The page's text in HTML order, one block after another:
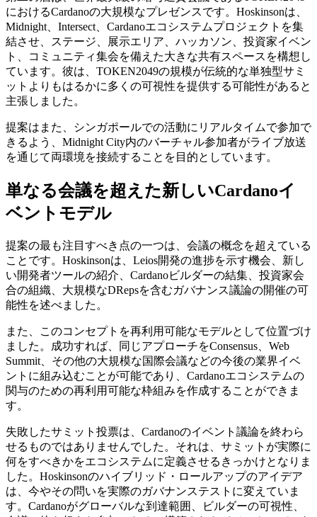
におけるCardanoの大規模なプレゼンスです。Hoskinsonは、
Midnight、Intersect、Cardanoエコシステムプロジェクトを集
結させ、ステージ、展示エリア、ハッカソン、投資家イベン
ト、コミュニティ集会を備えた大きな共有スペースを構想し
ています。彼は、TOKEN2049の規模が伝統的な単独型サミ
ットよりもはるかに多くの可視性を提供する可能性があると
主張しました。
提案はまた、シンガポールでの活動にリアルタイムで参加で
きるよう、Midnight City内のバーチャル参加者がライブ放送
を通じて両環境を接続することを目的としています。
単なる会議を超えた新しいCardanoイ
ベントモデル
提案の最も注目すべき点の一つは、会議の概念を超えている
ことです。Hoskinsonは、Leios開発の進捗を示す機会、新し
い開発者ツールの紹介、Cardanoビルダーの結集、投資家会
合の組織、大規模なDRepsを含むガバナンス議論の開催の可
能性を述べました。
また、このコンセプトを再利用可能なモデルとして位置づけ
ました。成功すれば、同じアプローチをConsensus、Web
Summit、その他の大規模な国際会議などの今後の業界イベ
ントに組み込むことが可能であり、Cardanoエコシステムの
関与のための再利用可能な枠組みを作成することができま
す。
失敗したサミット投票は、Cardanoのイベント議論を終わら
せるものではありませんでした。それは、サミットが実際に
何をすべきかをエコシステムに定義させるきっかけとなりま
した。Hoskinsonのハイブリッド・ロールアップのアイデア
は、今やその問いを実際のガバナンステストに変えていま
す。Cardanoがグローバルな到達範囲、ビルダーの可視性、